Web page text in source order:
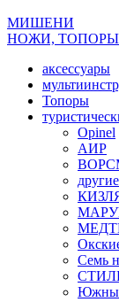
МИШЕНИ
НОЖИ,
аксессуары
Топоры
Opinel
АИР
Семь